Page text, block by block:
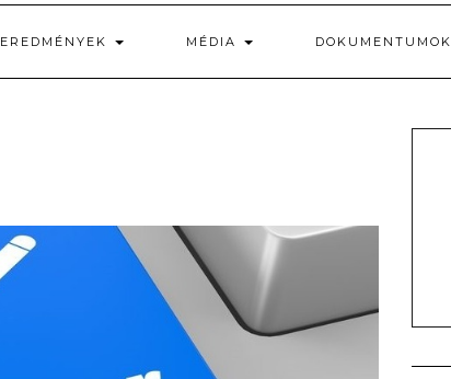
EREDMÉNYEK MÉDIA DOKUMENTUMOK